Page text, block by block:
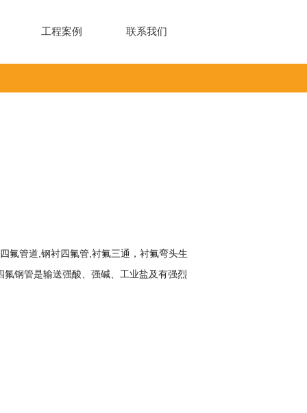
工程案例 联系我们
氟管道,钢衬四氟管,衬氟三通 ， 衬氟弯头生
氟钢管是输送强酸、强碱、工业盐及有强烈